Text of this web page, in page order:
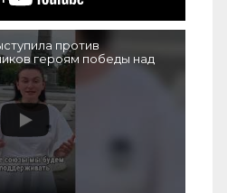
против
героям победы над